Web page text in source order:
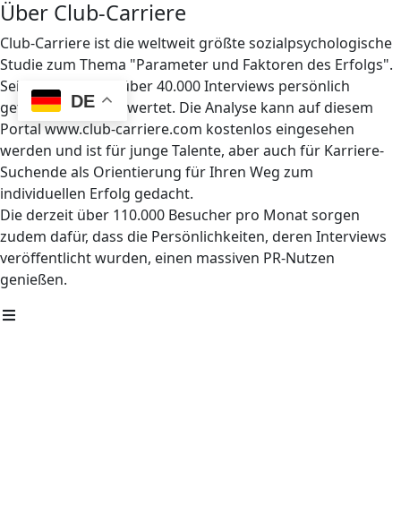
DE
Über Club-Carriere
Club-Carriere ist die weltweit größte sozialpsychologische
Studie zum Thema "Parameter und Faktoren des Erfolgs".
Seit 1997 wurden über 40.000 Interviews persönlich
geführt und ausgewertet. Die Analyse kann auf diesem
Portal www.club-carriere.com kostenlos eingesehen
werden und ist für junge Talente, aber auch für Karriere-
Suchende als Orientierung für Ihren Weg zum
individuellen Erfolg gedacht.
Die derzeit über 110.000 Besucher pro Monat sorgen
zudem dafür, dass die Persönlichkeiten, deren Interviews
veröffentlicht wurden, einen massiven PR-Nutzen
genießen.